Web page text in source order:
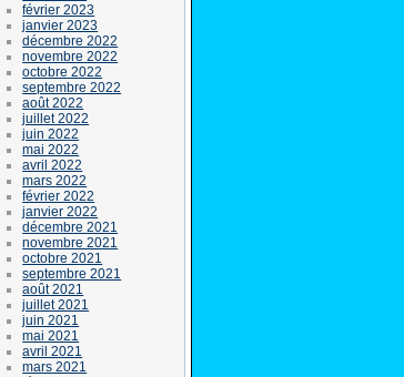
février 2023
janvier 2023
décembre 2022
novembre 2022
octobre 2022
septembre 2022
août 2022
juillet 2022
juin 2022
mai 2022
avril 2022
mars 2022
février 2022
janvier 2022
décembre 2021
novembre 2021
octobre 2021
septembre 2021
août 2021
juillet 2021
juin 2021
mai 2021
avril 2021
mars 2021